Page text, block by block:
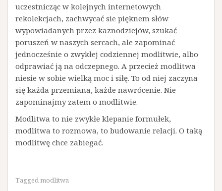
uczestnicząc w kolejnych internetowych
rekolekcjach, zachwycać sie pięknem słów
wypowiadanych przez kaznodziejów, szukać
poruszeń w naszych sercach, ale zapominać
jednocześnie o zwykłej codziennej modlitwie, albo
odprawiać ją na odczepnego. A przecież modlitwa
niesie w sobie wielką moc i siłę. To od niej zaczyna
się każda przemiana, każde nawrócenie. Nie
zapominajmy zatem o modlitwie.
Modlitwa to nie zwykłe klepanie formułek,
modlitwa to rozmowa, to budowanie relacji. O taką
modlitwę chce zabiegać.
Taggedmodlitwa